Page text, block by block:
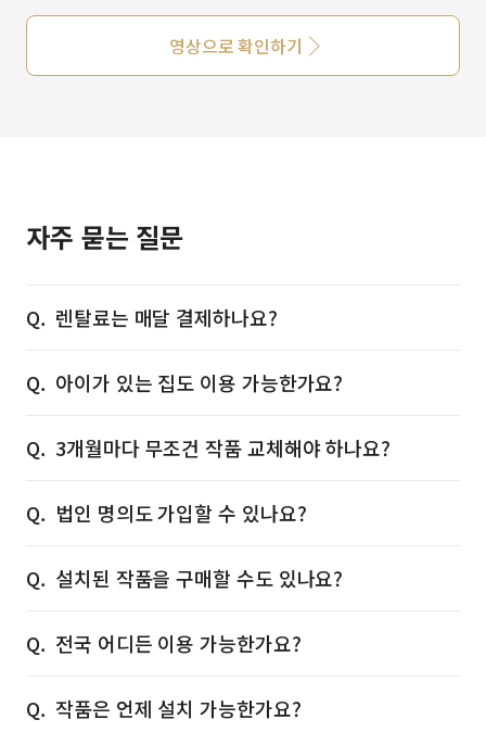
영상으로 확인하기
자주 묻는 질문
렌탈료는 매달 결제하나요?
아이가 있는 집도 이용 가능한가요?
3개월마다 무조건 작품 교체해야 하나요?
법인 명의도 가입할 수 있나요?
설치된 작품을 구매할 수도 있나요?
전국 어디든 이용 가능한가요?
작품은 언제 설치 가능한가요?